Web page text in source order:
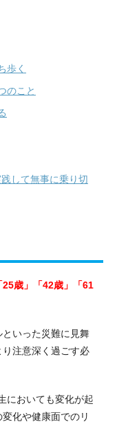
歩く
のこと
して無事に乗り切
25歳」「42歳」「61
いった災難に見舞
注意深く過ごす必
においても変化が起
化や健康面でのリ